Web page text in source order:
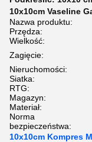
10x10cm Vaseline
Nazwa produktu:
Przędza:
Wielkość:
Zagięcie:
Nieruchomości:
Siatka:
RTG:
Magazyn:
Materiał:
Norma
bezpieczeństwa:
10x10cm Kompres